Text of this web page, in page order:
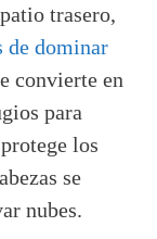
trasero,
de dominar
convierte en
para
los
se
nubes.